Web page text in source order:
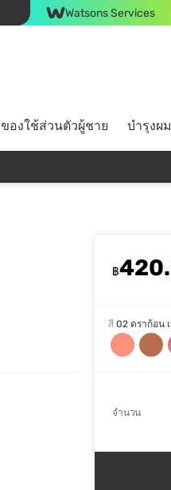
Watsons Services
ของใช้ส่วนตัวผู้ชาย บำรุงผม
฿
สี 02 ดราก้อน
จำนวน